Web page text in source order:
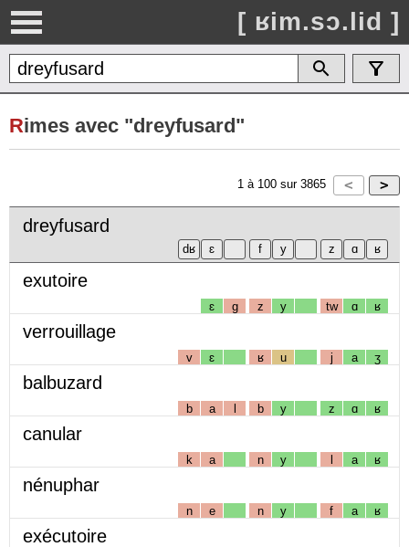
[ ʁim.sɔ.lid ]
Rimes avec "dreyfusard"
1 à 100 sur 3865
dreyfusard
exutoire
ɛ g z y tw ɑ ʁ
verrouillage
v ɛ ʁ u j a ʒ
balbuzard
b a l b y z ɑ ʁ
canular
k a n y l a ʁ
nénuphar
n e n y f a ʁ
exécutoire